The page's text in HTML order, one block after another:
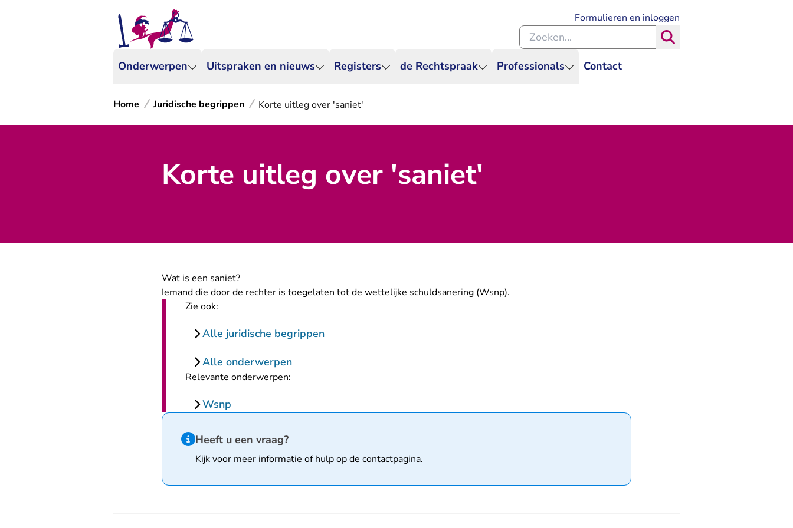
Onderwerpen Uitspraken en nieuws Registers de Rechtspraak Professionals Contact
Formulieren en inloggen
Zoeken binnen de Rechtspraak
Home Juridische begrippen Korte uitleg over 'saniet'
Korte uitleg over 'saniet'
Wat is een saniet?
Iemand die door de rechter is toegelaten tot de wettelijke schuldsanering (Wsnp).
Zie ook:
Alle juridische begrippen
Alle onderwerpen
Relevante onderwerpen:
Wsnp
Hint van type informatie
Heeft u een vraag?
Kijk voor meer informatie of hulp op de contactpagina.